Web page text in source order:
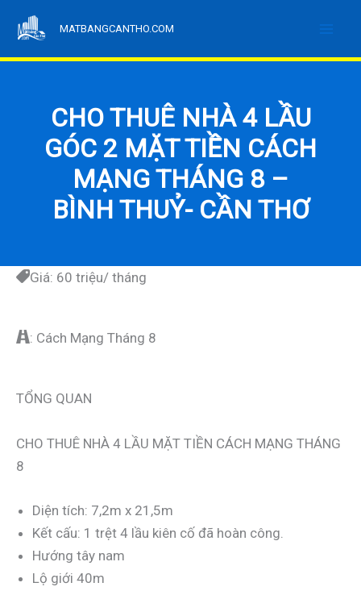
nội
MATBANGCANTHO.COM
CHO THUÊ NHÀ 4 LẦU
GÓC 2 MẶT TIỀN CÁCH
MẠNG THÁNG 8 –
BÌNH THUỶ- CẦN THƠ
Giá: 60 triệu/ tháng
: Cách Mạng Tháng 8
TỔNG QUAN
CHO THUÊ NHÀ 4 LẦU MẶT TIỀN CÁCH MẠNG THÁNG
8
Diện tích: 7,2m x 21,5m
Kết cấu: 1 trệt 4 lầu kiên cố đã hoàn công.
Hướng tây nam
Lộ giới 40m